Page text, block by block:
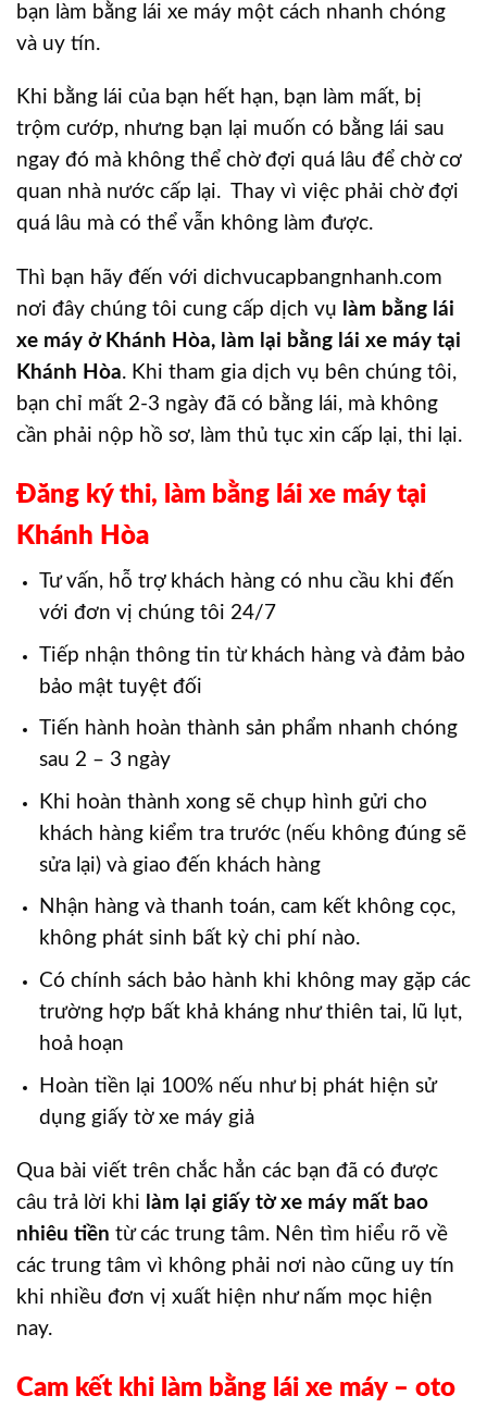
bạn làm bằng lái xe máy một cách nhanh chóng
và uy tín.
Khi bằng lái của bạn hết hạn, bạn làm mất, bị
trộm cướp, nhưng bạn lại muốn có bằng lái sau
ngay đó mà không thể chờ đợi quá lâu để chờ cơ
quan nhà nước cấp lại. Thay vì việc phải chờ đợi
quá lâu mà có thể vẫn không làm được.
Thì bạn hãy đến với dichvucapbangnhanh.com
nơi đây chúng tôi cung cấp dịch vụ làm bằng lái
xe máy ở Khánh Hòa, làm lại bằng lái xe máy tại
Khánh Hòa. Khi tham gia dịch vụ bên chúng tôi,
bạn chỉ mất 2-3 ngày đã có bằng lái, mà không
cần phải nộp hồ sơ, làm thủ tục xin cấp lại, thi lại.
Đăng ký thi, làm bằng lái xe máy tại
Khánh Hòa
Tư vấn, hỗ trợ khách hàng có nhu cầu khi đến
với đơn vị chúng tôi 24/7
Tiếp nhận thông tin từ khách hàng và đảm bảo
bảo mật tuyệt đối
Tiến hành hoàn thành sản phẩm nhanh chóng
sau 2 – 3 ngày
Khi hoàn thành xong sẽ chụp hình gửi cho
khách hàng kiểm tra trước (nếu không đúng sẽ
sửa lại) và giao đến khách hàng
Nhận hàng và thanh toán, cam kết không cọc,
không phát sinh bất kỳ chi phí nào.
Có chính sách bảo hành khi không may gặp các
trường hợp bất khả kháng như thiên tai, lũ lụt,
hoả hoạn
Hoàn tiền lại 100% nếu như bị phát hiện sử
dụng giấy tờ xe máy giả
Qua bài viết trên chắc hẳn các bạn đã có được
câu trả lời khi làm lại giấy tờ xe máy mất bao
nhiêu tiền từ các trung tâm. Nên tìm hiểu rõ về
các trung tâm vì không phải nơi nào cũng uy tín
khi nhiều đơn vị xuất hiện như nấm mọc hiện
nay.
Cam kết khi làm bằng lái xe máy – oto